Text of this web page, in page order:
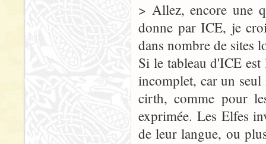
> Allez, encore une
donne par ICE, je
dans nombre de sites
Si le tableau d'ICE
incomplet, car un
cirth, comme pour
exprimée. Les Elfes
de leur langue, ou